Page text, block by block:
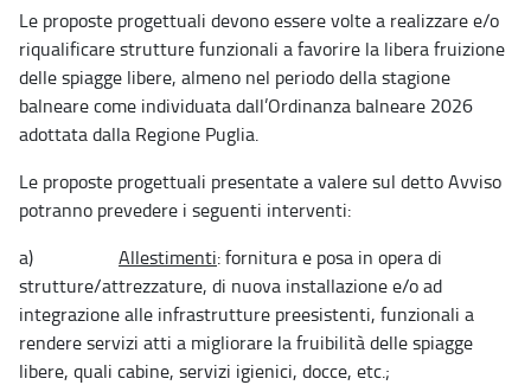
Le proposte progettuali devono essere volte a realizzare e/o
riqualificare strutture funzionali a favorire la libera fruizione
delle spiagge libere, almeno nel periodo della stagione
balneare come individuata dall’Ordinanza balneare 2026
adottata dalla Regione Puglia.
Le proposte progettuali presentate a valere sul detto Avviso
potranno prevedere i seguenti interventi:
a) Allestimenti: fornitura e posa in opera di
strutture/attrezzature, di nuova installazione e/o ad
integrazione alle infrastrutture preesistenti, funzionali a
rendere servizi atti a migliorare la fruibilità delle spiagge
libere, quali cabine, servizi igienici, docce, etc.;